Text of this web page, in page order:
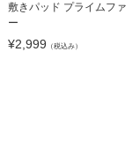
敷きパッド プライムファ
ー
¥2,999 （税込み）